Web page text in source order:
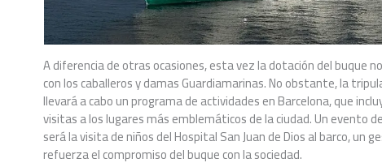
A diferencia de otras ocasiones, esta vez la dotación del buque
con los caballeros y damas Guardiamarinas. No obstante, la
llevará a cabo un programa de actividades en Barcelona, que
visitas a los lugares más emblemáticos de la ciudad. Un evento
será la visita de niños del Hospital San Juan de Dios al barco, un
refuerza el compromiso del buque con la sociedad.